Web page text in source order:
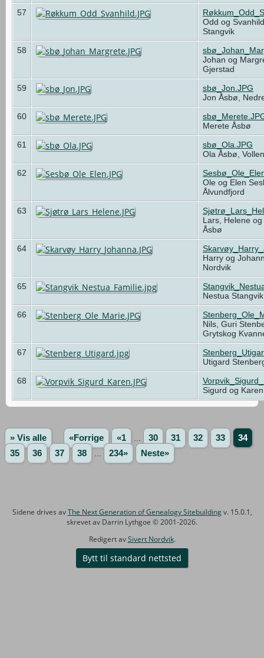
57
Odd og
Stangvik
58
Johan og
Gjerstad
59
sbø_Jon.JPG
Jon Åsbø,
60
Merete Åsbø
61
sbø_Ola.JPG
Ola Åsbø,
62
Ole og Elen
Ålvundfjord
63
Lars, Helene
Åsbø
64
Harry og
Nordvik
65
Nestua
66
Nils, Guri
Grytskog
67
Utigard
68
Sigurd og
» Vis alle «Forrige «1 30 31 32 33
34
35
36 37 38 234» Neste»
Sidene drives avThe Next Generation of Genealogy Sitebuildingv. 15.0.1,
skrevet av Darrin Lythgoe © 2001-2026.
Redigert avSivert Nordvik.
Bytt til standard nettsted